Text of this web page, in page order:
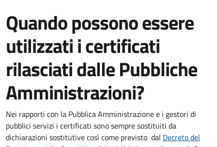
Quando possono essere
utilizzati i certificati
rilasciati dalle Pubbliche
Amministrazioni?
Nei rapporti con la Pubblica Amministrazione e i gestori di
pubblici servizi i certificati sono sempre sostituiti da
dichiarazioni sostitutive così come previsto dal Decreto del